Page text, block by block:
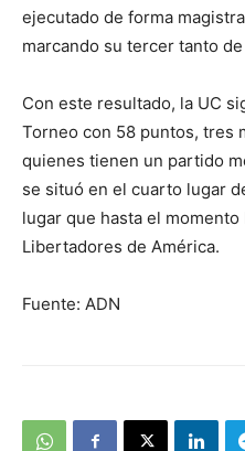
ejecutado de forma
marcando su tercer tanto
Con este resultado, la UC
Torneo con 58 puntos, tres
quienes tienen un partido
se situó en el cuarto lugar
lugar que hasta el
Libertadores de América.
Fuente: ADN